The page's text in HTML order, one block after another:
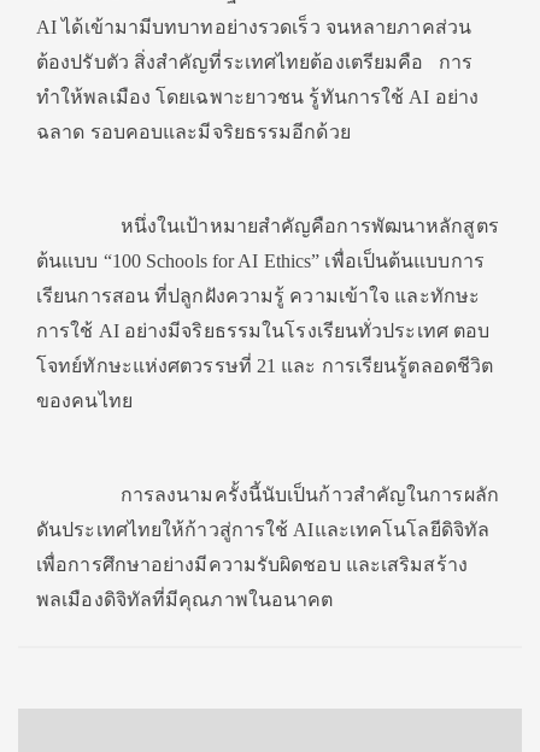
AI ได้เข้ามามีบทบาทอย่างรวดเร็ว จนหลายภาคส่วน
ต้องปรับตัว สิ่งสำคัญที่ระเทศไทยต้องเตรียมคือ การ
ทำให้พลเมือง โดยเฉพาะยาวชน รู้ทันการใช้ AI อย่าง
ฉลาด รอบคอบและมีจริยธรรมอีกด้วย
หนึ่งในเป้าหมายสำคัญคือการพัฒนาหลักสูตร
ต้นแบบ “100 Schools for AI Ethics” เพื่อเป็นต้นแบบการ
เรียนการสอน ที่ปลูกฝังความรู้ ความเข้าใจ และทักษะ
การใช้ AI อย่างมีจริยธรรมในโรงเรียนทั่วประเทศ ตอบ
โจทย์ทักษะแห่งศตวรรษที่ 21 และ การเรียนรู้ตลอดชีวิต
ของคนไทย
การลงนามครั้งนี้นับเป็นก้าวสำคัญในการผลัก
ดันประเทศไทยให้ก้าวสู่การใช้ AIและเทคโนโลยีดิจิทัล
เพื่อการศึกษาอย่างมีความรับผิดชอบ และเสริมสร้าง
พลเมืองดิจิทัลที่มีคุณภาพในอนาคต